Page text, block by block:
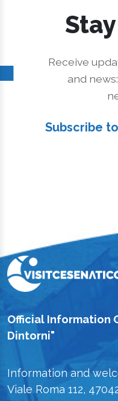
Receive
and
Subscribe
Official Information
Dintorni"
Information and
Viale Roma 112,